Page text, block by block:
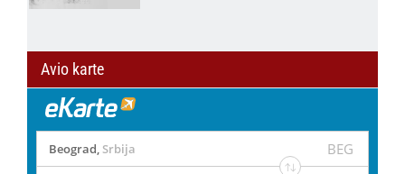
Avio karte
Beograd, Srbija BEG